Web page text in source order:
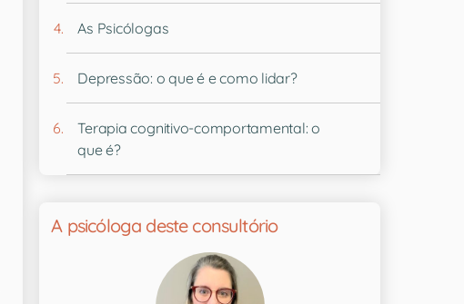
As Psicólogas
Depressão: o que é e como lidar?
Terapia cognitivo-comportamental: o
que é?
A psicóloga deste consultório